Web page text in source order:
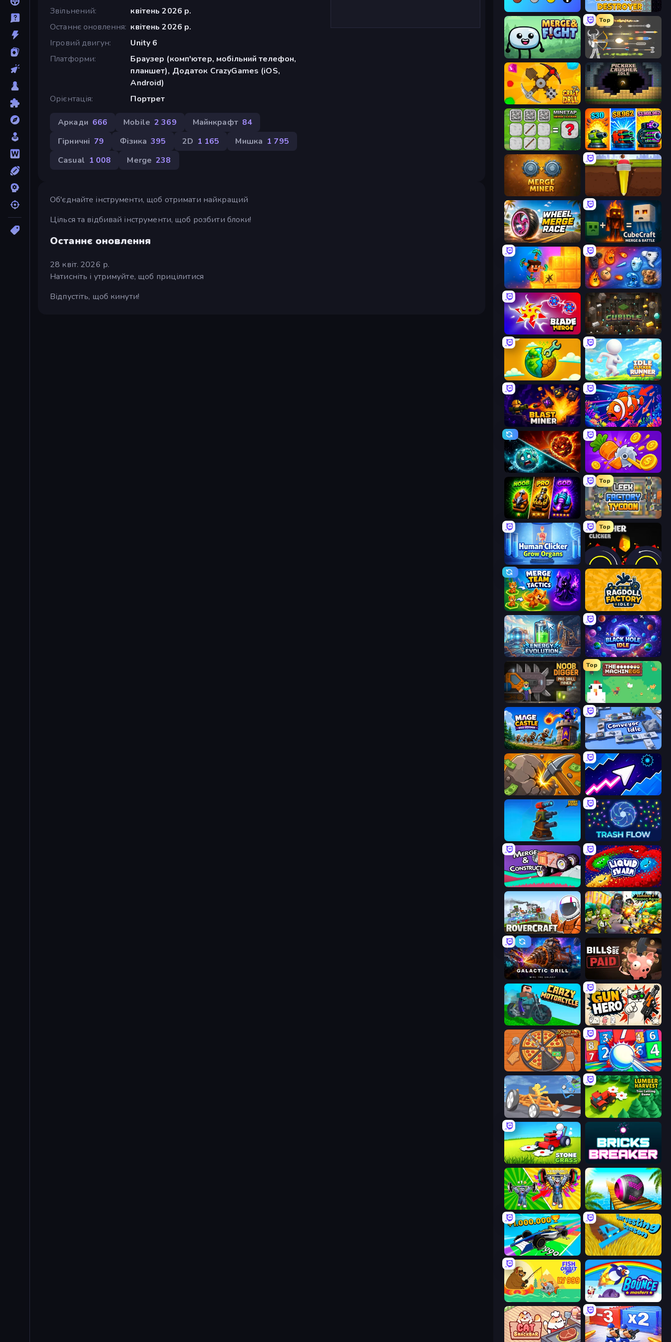
Звільнений
квітень 2026 р.
Останнє оновлення квітень 2026 р.
Ігровий двигун
Unity 6
Платформи
Браузер (комп'ютер, мобільний телефон,
планшет), Додаток CrazyGames (iOS,
Android)
Орієнтація
Портрет
Аркади 666 Mobile 2 369 Майнкрафт 84
Гірничні 79 Фізика 395 2D 1 165 Мишка 1 795
Casual 1 008 Merge 238
Об'єднайте інструменти, щоб отримати найкращий
Цілься та відбивай інструменти, щоб розбити блоки!
Останнє оновлення
28 квіт. 2026 р.
Натисніть і утримуйте, щоб прицілитися
Відпустіть, щоб кинути!
Block Wall Destroyer
Merge & Fight
Top
Ragdoll Archers
Craft Drill Pickaxe Crusher Idle
MineTap Merge Clicker Pumpkin Defense: Merge Cannon
Merge Miner Pen Dig
Wheel Merge Race CubeCraft: Merge & Battle
Merge & Dig! Elemental Merge
Blade Merge Cubidle
Land Explorers: Merge & Build Idle Clicker Runner
Blast Miner Fish Catch Idle
PlanetCrush 2 Farm Ring Idle
Merge Survival
Top
Leek Factory Tycoon
Human Clicker: Grow Organs
Top
Crusher Clicker
Merge Team Tactics Ragdoll Factory Idle
Energy Evolution Black Hole Idle
Noob Digger: Pro Drill Miner
Top
The MachinEGG
Mage Castle Idle Defense Conveyor Idle
Mine Clicker Space Waves
Furry Road Trash Flow
Merge & Construct Liquid Swarm
Rovercraft Zombies 4 Weapon Merge
Galactic Drill Bills Must Be Paid
Crazy Motorcycle Gun Hero: Cat Survival
Ring Restaurant Entropy
Draw Crash Race Lumber Harvest: Tree Cutting Game
Stone Grass: Mowing Simulator Bricks Breaker
Obby: Gym Simulator, Escape Rolling Balls Sea Race
Obby Car Challenge: Drive Harvesting Season
Fish Orbit Bouncemasters